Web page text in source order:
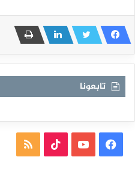
تابعونا
فيسبوكيوتيوب TikTokملخص